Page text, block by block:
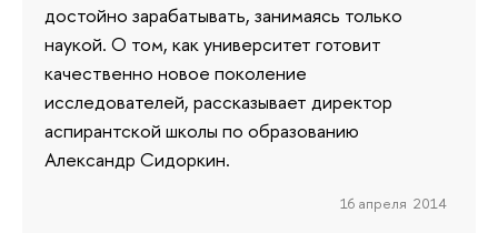
достойно зарабатывать, занимаясь только
наукой. О том, как университет готовит
качественно новое поколение
исследователей, рассказывает директор
аспирантской школы по образованию
Александр Сидоркин.
16 апреля 2014